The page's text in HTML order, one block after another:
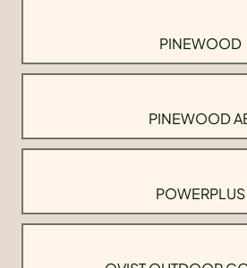
PINEWOOD
PINEWOOD
POWERPLUS